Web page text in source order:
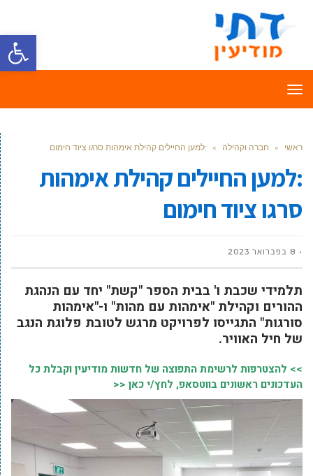
פתח
תפריט
ראשי » חברה וקהילה » :למען החיילים קהילת אימהות סרגו ציוד חימום
:למען החיילים קהילת אימהות
סרגו ציוד חימום
8 בפברואר 2023
תלמידי שכבת ו' בבית הספר "קשת" יחד עם הנהגת
ההורים וקהילת "אימהות עם מהות" ו-"אימהות
סורגות" התגייסו לפרויקט מרגש לטובת פלוגת הנגב
של חיל האוויר.
>> להצטרפות לרשימת התפוצה של חדשות מודיעין וקבלת כל
העדכונים ראשונים בווטסאפ, לחץ/י כאן <<